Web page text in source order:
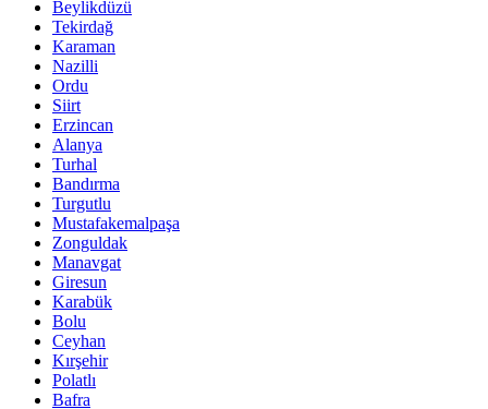
Beylikdüzü
Tekirdağ
Karaman
Nazilli
Ordu
Siirt
Erzincan
Alanya
Turhal
Bandırma
Turgutlu
Mustafakemalpaşa
Zonguldak
Manavgat
Giresun
Karabük
Bolu
Ceyhan
Kırşehir
Polatlı
Bafra